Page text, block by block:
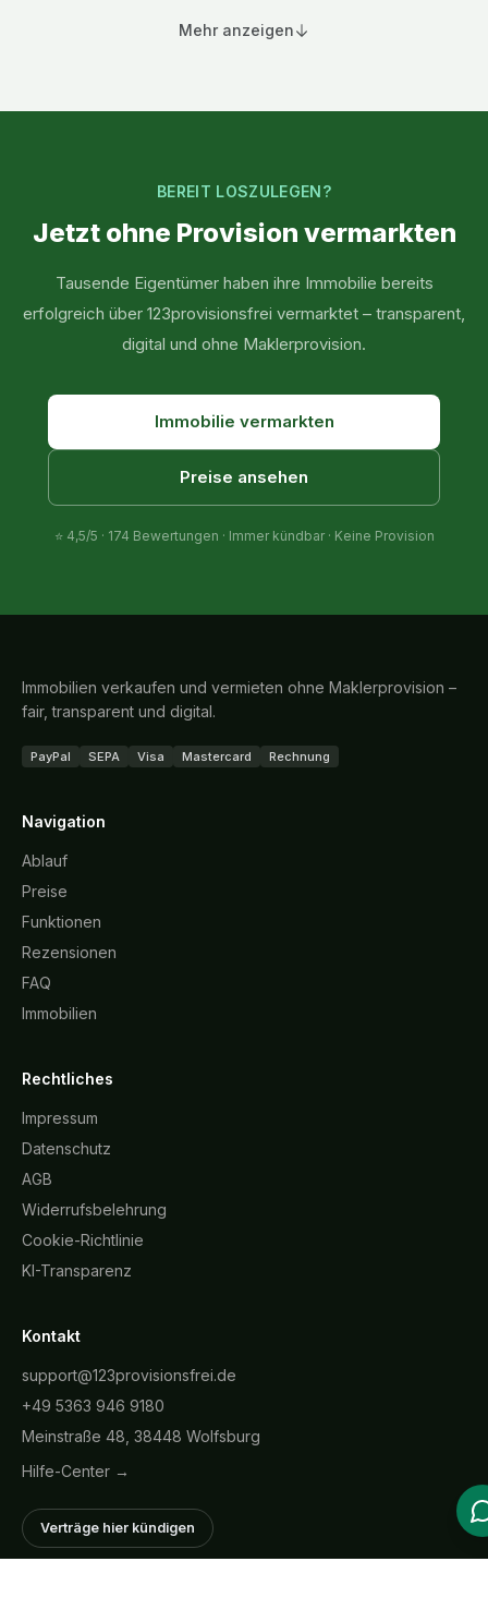
Mehr anzeigen
BEREIT LOSZULEGEN?
Jetzt ohne Provision vermarkten
Tausende Eigentümer haben ihre Immobilie bereits
erfolgreich über 123provisionsfrei vermarktet – transparent,
digital und ohne Maklerprovision.
Immobilie vermarkten
Preise ansehen
⭐ 4,5/5 · 174 Bewertungen · Immer kündbar · Keine Provision
Immobilien verkaufen und vermieten ohne Maklerprovision –
fair, transparent und digital.
PayPal SEPA Visa Mastercard Rechnung
Navigation
Ablauf
Preise
Funktionen
Rezensionen
FAQ
Immobilien
Rechtliches
Impressum
Datenschutz
AGB
Widerrufsbelehrung
Cookie-Richtlinie
KI-Transparenz
Kontakt
support@123provisionsfrei.de
+49 5363 946 9180
Meinstraße 48, 38448 Wolfsburg
Hilfe-Center →
Verträge hier kündigen